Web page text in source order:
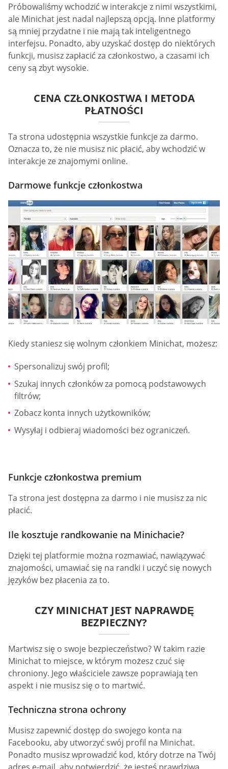
Próbowaliśmy wchodzić w interakcje z nimi wszystkimi,
ale Minichat jest nadal najlepszą opcją. Inne platformy
są mniej przydatne i nie mają tak inteligentnego
interfejsu. Ponadto, aby uzyskać dostęp do niektórych
funkcji, musisz zapłacić za członkostwo, a czasami ich
ceny są zbyt wysokie.
CENA CZŁONKOSTWA I METODA
PŁATNOŚCI
Ta strona udostępnia wszystkie funkcje za darmo.
Oznacza to, że nie musisz nic płacić, aby wchodzić w
interakcje ze znajomymi online.
Darmowe funkcje członkostwa
Kiedy staniesz się wolnym członkiem Minichat, możesz:
Spersonalizuj swój profil;
Szukaj innych członków za pomocą podstawowych
filtrów;
Zobacz konta innych użytkowników;
Wysyłaj i odbieraj wiadomości bez ograniczeń.
Funkcje członkostwa premium
Ta strona jest dostępna za darmo i nie musisz za nic
płacić.
Ile kosztuje randkowanie na Minichacie?
Dzięki tej platformie można rozmawiać, nawiązywać
znajomości, umawiać się na randki i uczyć się nowych
języków bez płacenia za to.
CZY MINICHAT JEST NAPRAWDĘ
BEZPIECZNY?
Martwisz się o swoje bezpieczeństwo? W takim razie
Minichat to miejsce, w którym możesz czuć się
chroniony. Jego właściciele zawsze poprawiają ten
aspekt i nie musisz się o to martwić.
Techniczna strona ochrony
Musisz zapewnić dostęp do swojego konta na
Facebooku, aby utworzyć swój profil na Minichat.
Ponadto musisz wprowadzić kod, który dotrze na Twój